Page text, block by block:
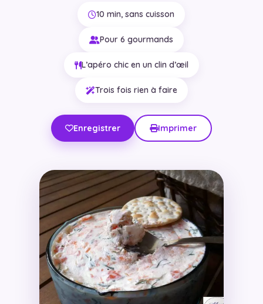
10 min, sans cuisson
Pour 6 gourmands
L’apéro chic en un clin d’œil
Trois fois rien à faire
Enregistrer Imprimer